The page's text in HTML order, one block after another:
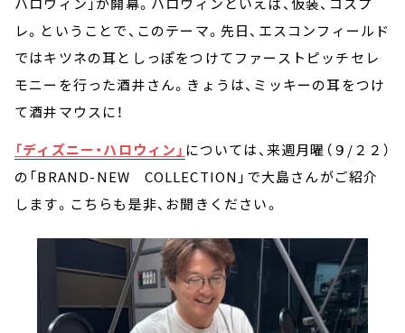
レ。ということで、このテーマ。先日、エスコンフィールド
ではキツネの耳としっぽをつけてファーストピッチセレ
モニーを行った酒井さん。きょうは、ミッキーの耳をつけ
て酒井マウスに！
「ディズニー・ハロウィン」 については、来週月曜（９/２２）
の「BRAND-NEW COLLECTION」で大島さんがご紹介
します。こちらも是非、お聞きください。